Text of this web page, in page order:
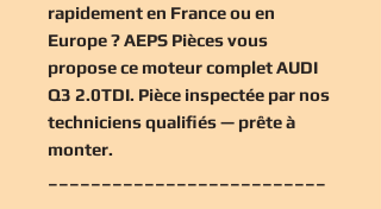
rapidement en France ou en
Europe ? AEPS Pièces vous
propose ce moteur complet AUDI
Q3 2.0TDI. Pièce inspectée par nos
techniciens qualifiés — prête à
monter.